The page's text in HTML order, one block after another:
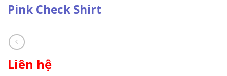
Pink Check Shirt
Liên hệ